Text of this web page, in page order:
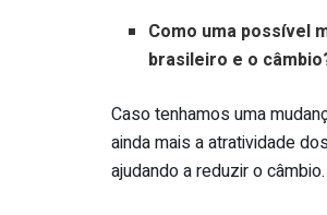
Como uma possível
brasileiro e o
Caso tenhamos uma
ainda mais a atratividade
ajudando a reduzir o câmbio.